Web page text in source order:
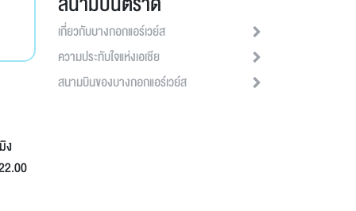
ง
เกี่ยวกับบางกอกแอร์เวย์ส
ความประทับใจแห่งเอเชีย
สนามบินของบางกอกแอร์เวย์ส